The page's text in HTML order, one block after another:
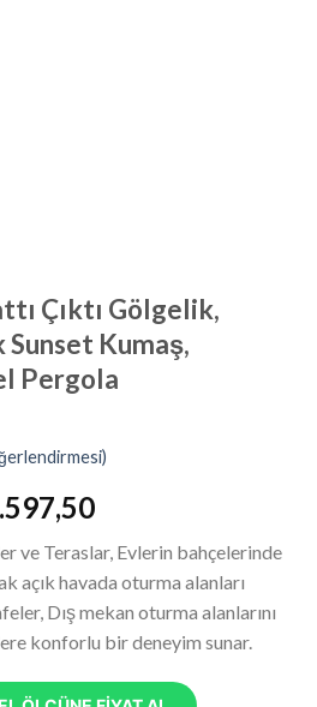
Çıktı Gölgelik,
Kumaş,
Pergola
Şu
fiyat:
₺64.597,50.
ve Teraslar, Evlerin bahçelerinde
açık havada oturma alanları
Dış mekan oturma alanlarını
konforlu bir deneyim sunar.